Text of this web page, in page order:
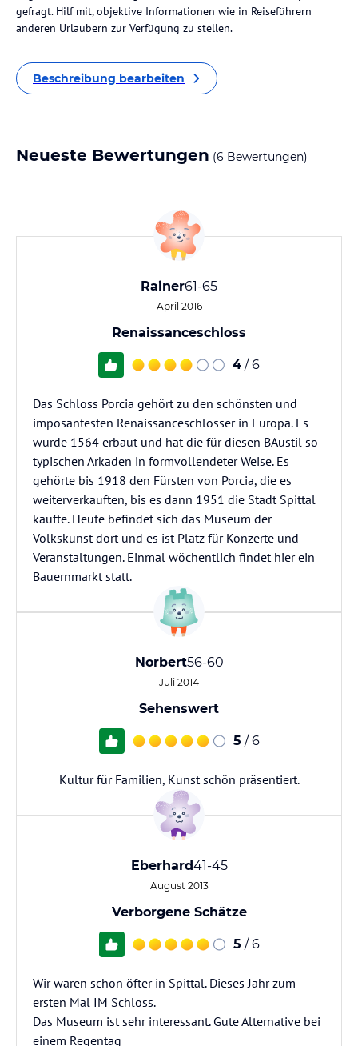
gefragt. Hilf mit, objektive Informationen wie in Reiseführern
anderen Urlaubern zur Verfügung zu stellen.
Beschreibung bearbeiten
Neueste Bewertungen (6 Bewertungen)
Rainer61-65
April 2016
Renaissanceschloss
4 / 6
Das Schloss Porcia gehört zu den schönsten und
imposantesten Renaissanceschlösser in Europa. Es
wurde 1564 erbaut und hat die für diesen BAustil so
typischen Arkaden in formvollendeter Weise. Es
gehörte bis 1918 den Fürsten von Porcia, die es
weiterverkauften, bis es dann 1951 die Stadt Spittal
kaufte. Heute befindet sich das Museum der
Volkskunst dort und es ist Platz für Konzerte und
Veranstaltungen. Einmal wöchentlich findet hier ein
Bauernmarkt statt.
Norbert56-60
Juli 2014
Sehenswert
5 / 6
Kultur für Familien, Kunst schön präsentiert.
Eberhard41-45
August 2013
Verborgene Schätze
5 / 6
Wir waren schon öfter in Spittal. Dieses Jahr zum
ersten Mal IM Schloss.
Das Museum ist sehr interessant. Gute Alternative bei
einem Regentag